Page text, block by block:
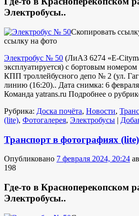
Электробусы..
Скопировать
ссылку на фото
Электробус № 50 (ЛиАЗ 6274 «E-
эксплуатируется) с бортовым номером
КПП троллейбусного депо № 2 (ул.
линию (16:20).. Дата снимка: 6
Команда yatrans.ru Подробнее о
Рубрика: Доска почёта, Новости,
(lite), Фотогалерея, Электробусы |
Транспорт в фотографиях
Опубликовано 7 февраля 2024, 20:24
198
Где-то в Красноперекопском
Электробусы..